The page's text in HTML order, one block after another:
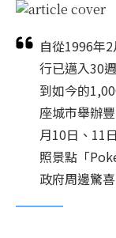
自從1996年
行已邁入30
到如今的
座城市舉辦
月10日、11
照景點「
政府周邊驚